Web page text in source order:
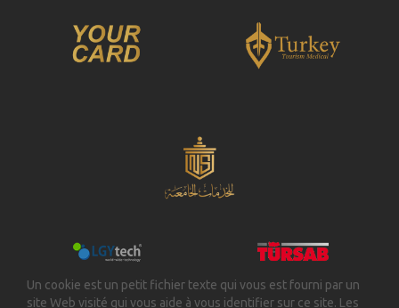
Un cookie est un petit fichier texte qui vous est fourni par un
site Web visité qui vous aide à vous identifier sur ce site. Les